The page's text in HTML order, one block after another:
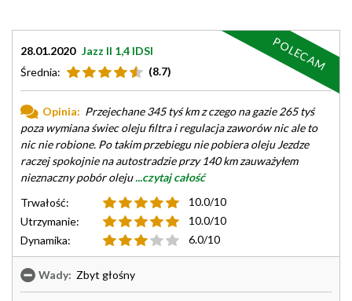
28.01.2020 Jazz II 1,4 IDSI
Średnia:
(8.7)
Opinia: Przejechane 345 tyś km z czego na gazie 265 tyś
poza wymiana świec oleju filtra i regulacja zaworów nic ale to
nic nie robione. Po takim przebiegu nie pobiera oleju Jezdze
raczej spokojnie na autostradzie przy 140 km zauważyłem
nieznaczny pobór oleju...czytaj całość
Trwałość:
10.0/10
Utrzymanie:
10.0/10
Dynamika:
6.0/10
Wady: Zbyt głośny
POLECAM